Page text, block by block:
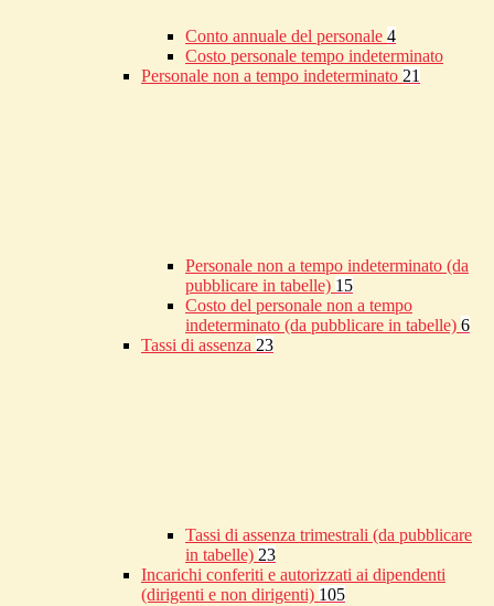
Conto annuale del personale 4
Costo personale tempo indeterminato
Personale non a tempo indeterminato 21
Personale non a tempo indeterminato (da
pubblicare in tabelle) 15
Costo del personale non a tempo
indeterminato (da pubblicare in tabelle) 6
Tassi di assenza 23
Tassi di assenza trimestrali (da pubblicare
in tabelle) 23
Incarichi conferiti e autorizzati ai dipendenti
(dirigenti e non dirigenti) 105